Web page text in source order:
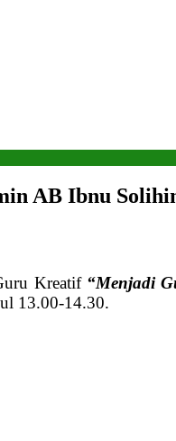
AB Ibnu
Kreatif “Menjadi
13.00-14.30.